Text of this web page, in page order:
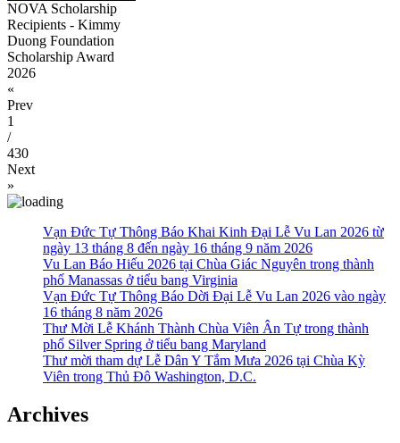
NOVA Scholarship
Recipients - Kimmy
Duong Foundation
Scholarship Award
2026
«
Prev
1
/
430
Next
»
Vạn Đức Tự Thông Báo Khai Kinh Đại Lễ Vu Lan 2026 từ
ngày 13 tháng 8 đến ngày 16 tháng 9 năm 2026
Vu Lan Báo Hiếu 2026 tại Chùa Giác Nguyên trong thành
phố Manassas ở tiểu bang Virginia
Vạn Đức Tự Thông Báo Dời Đại Lễ Vu Lan 2026 vào ngày
16 tháng 8 năm 2026
Thư Mời Lễ Khánh Thành Chùa Viên Ân Tự trong thành
phố Silver Spring ở tiểu bang Maryland
Thư mời tham dự Lễ Dân Y Tắm Mưa 2026 tại Chùa Kỳ
Viên trong Thủ Đô Washington, D.C.
Archives